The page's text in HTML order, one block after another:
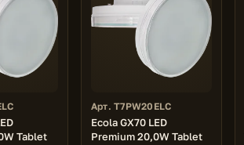
Tablet
Арт. T7PW20ELC
Ecola GX70 LED
Premium 20,0W Tablet